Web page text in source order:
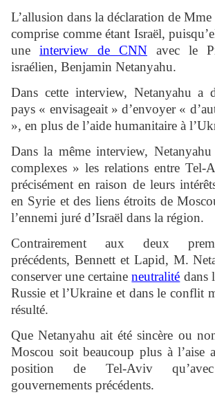
L’allusion dans la déclaration de
comprise comme étant Israël,
une interview de CNN avec le
israélien, Benjamin Netanyahu.
Dans cette interview, Netanyahu a
pays « envisageait » d’envoyer «
», en plus de l’aide humanitaire à
Dans la même interview,
complexes » les relations entre Tel-
précisément en raison de leurs
en Syrie et des liens étroits de
l’ennemi juré d’Israël dans la région.
Contrairement aux deux
précédents, Bennett et Lapid, M.
conserver une certaineneutralité dans
Russie et l’Ukraine et dans le conflit
résulté.
Que Netanyahu ait été sincère ou
Moscou soit beaucoup plus à l’aise
position de Tel-Aviv
gouvernements précédents.